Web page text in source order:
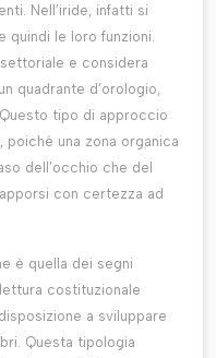
Nell’iride, infatti si
quindi le loro funzioni.
e considera
quadrante d’orologio,
tipo di approccio
poiché una zona organica
dell’occhio che del
con certezza ad
è quella dei segni
costituzionale
a sviluppare
Questa tipologia